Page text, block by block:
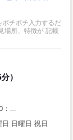
）
：...
日曜日 祝日